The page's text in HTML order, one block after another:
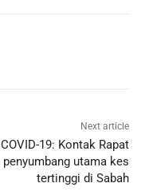
Next article
COVID-19: Kontak Rapat
penyumbang utama kes
tertinggi di Sabah